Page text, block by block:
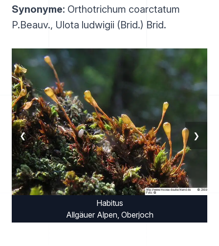
Synonyme: Orthotrichum coarctatum
P.Beauv., Ulota ludwigii (Brid.) Brid.
Habitus
Allgäuer Alpen, Oberjoch
❮ ❯